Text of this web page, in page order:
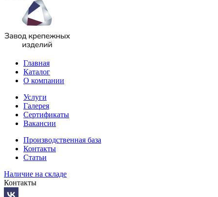
Главная
Каталог
О компании
Услуги
Галерея
Сертификаты
Вакансии
Производственная база
Контакты
Статьи
Наличие на складе
Контакты